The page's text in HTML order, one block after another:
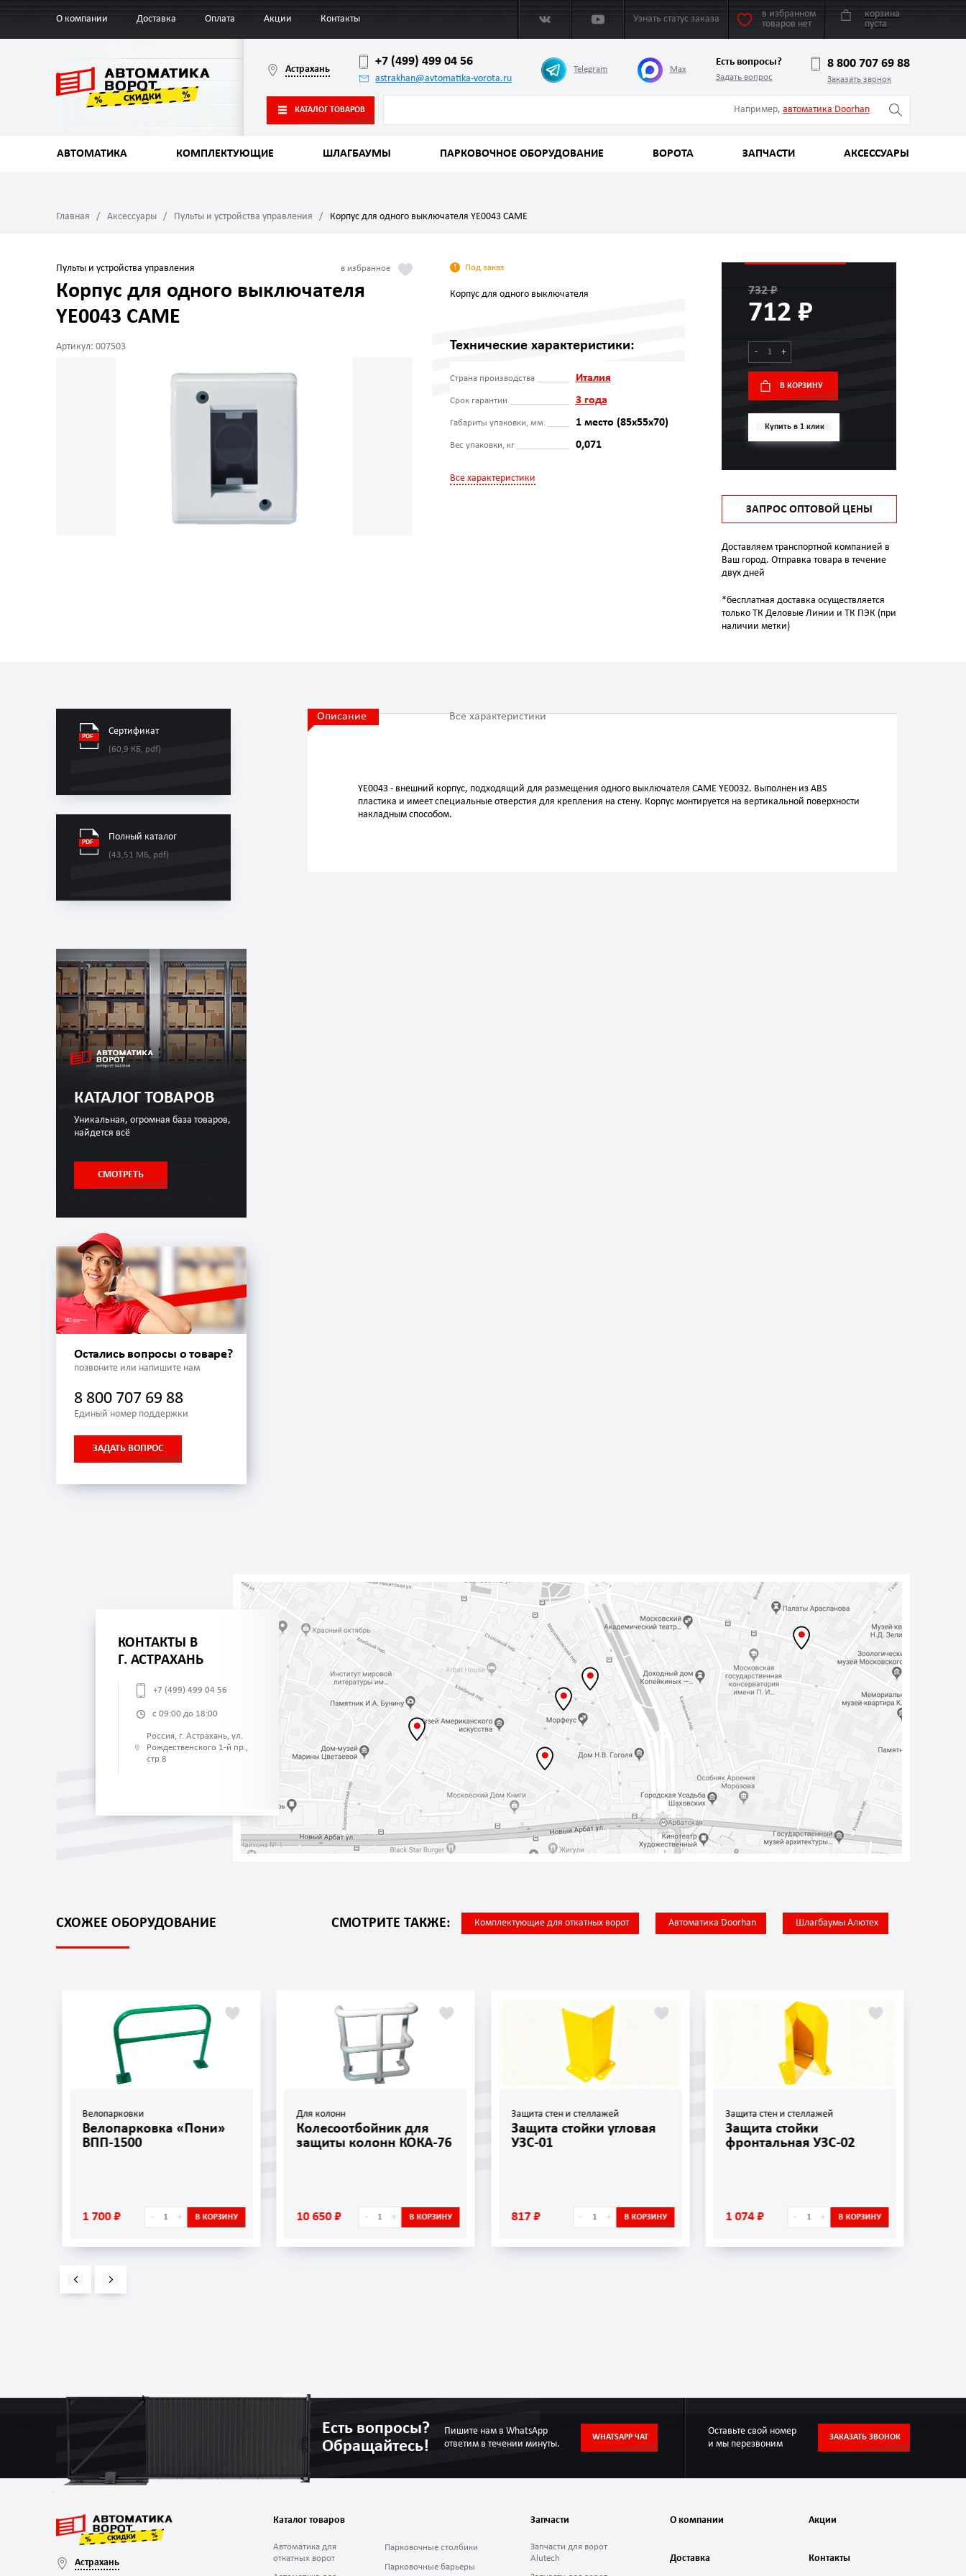
О компании Доставка Оплата Акции Контакты Узнать статус заказа
в избранном
товаров нет
корзина
пуста
Астрахань
+7 (499) 499 04 56
astrakhan@avtomatika-vorota.ru
Telegram Max
Есть вопросы?
Задать вопрос
8 800 707 69 88
Заказать звонок
КАТАЛОГ ТОВАРОВ Например, автоматика Doorhan
АВТОМАТИКА КОМПЛЕКТУЮЩИЕ ШЛАГБАУМЫ ПАРКОВОЧНОЕ ОБОРУДОВАНИЕ ВОРОТА ЗАПЧАСТИ АКСЕССУАРЫ
Главная Аксессуары Пульты и устройства управления Корпус для одного выключателя YE0043 CAME
Пульты и устройства управления
Корпус для одного выключателя
YE0043 CAME
Артикул: 007503
Под заказ
Корпус для одного выключателя
Технические характеристики:
Страна производства Италия
Срок гарантии 3 года
Габариты упаковки, мм. 1 место (85x55x70)
Вес упаковки, кг 0,071
Все характеристики
732 ₽
712 ₽
- +
В КОРЗИНУ
Купить в 1 клик
ЗАПРОС ОПТОВОЙ ЦЕНЫ
Доставляем транспортной компанией в
Ваш город. Отправка товара в течение
двух дней
*бесплатная доставка осуществляется
только ТК Деловые Линии и ТК ПЭК (при
наличии метки)
Сертификат
(60,9 КБ, pdf)
Полный каталог
(43,51 МБ, pdf)
КАТАЛОГ ТОВАРОВ
Уникальная, огромная база товаров,
найдется всё
СМОТРЕТЬ
Остались вопросы о товаре?
позвоните или напишите нам
8 800 707 69 88
Единый номер поддержки
ЗАДАТЬ ВОПРОС
Описание Все характеристики
YE0043 - внешний корпус, подходящий для размещения одного выключателя CAME YE0032. Выполнен из ABS
пластика и имеет специальные отверстия для крепления на стену. Корпус монтируется на вертикальной поверхности
накладным способом.
КОНТАКТЫ В
Г. АСТРАХАНЬ
+7 (499) 499 04 56
с 09:00 до 18:00
Россия, г. Астрахань, ул.
Рождественского 1-й пр.,
стр 8
СХОЖЕЕ ОБОРУДОВАНИЕ СМОТРИТЕ ТАКЖЕ: Комплектующие для откатных ворот Автоматика Doorhan Шлагбаумы Алютех
Велопарковки
Велопарковка «Пони»
ВПП-1500
1 700 ₽ - + В КОРЗИНУ
Для колонн
Колесоотбойник для
защиты колонн КОКА-76
10 650 ₽ - + В КОРЗИНУ
Защита стен и стеллажей
Защита стойки угловая
УЗС-01
817 ₽ - + В КОРЗИНУ
Защита стен и стеллажей
Защита стойки
фронтальная УЗС-02
1 074 ₽ - + В КОРЗИНУ
Есть вопросы?
Обращайтесь!
Пишите нам в WhatsApp
ответим в течении минуты.
WHATSAPP ЧАТ
Оставьте свой номер
и мы перезвоним
ЗАКАЗАТЬ ЗВОНОК
Астрахань
Каталог товаров
Автоматика для
откатных ворот
Парковочные столбики
Парковочные барьеры
Запчасти
Запчасти для ворот
Alutech
О компании
Доставка
Акции
Контакты